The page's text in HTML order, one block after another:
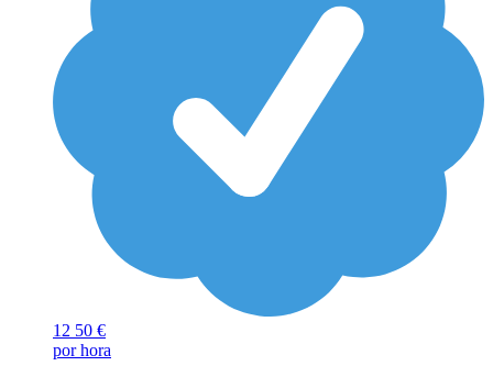
12 50 €
por hora